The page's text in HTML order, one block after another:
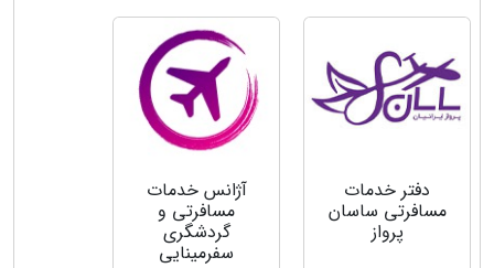
دفتر خدمات
مسافرتی ساسان
پرواز
آژانس خدمات
مسافرتی و
گردشگری
سفرمینایی